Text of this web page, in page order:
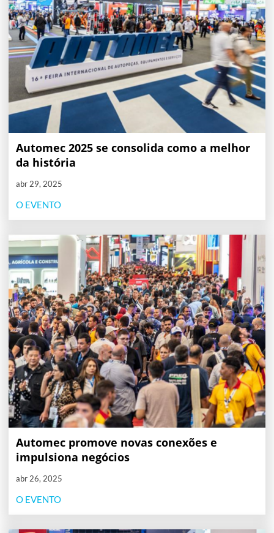
Automec 2025 se consolida como a melhor
da história
abr 29, 2025
O EVENTO
Automec promove novas conexões e
impulsiona negócios
abr 26, 2025
O EVENTO